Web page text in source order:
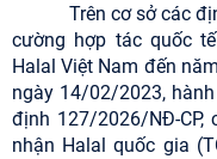
Trên cơ sở các
cường hợp tác quốc
Halal Việt Nam đến
ngày 14/02/2023,
định 127/2026/NĐ-CP,
nhận Halal quốc gia